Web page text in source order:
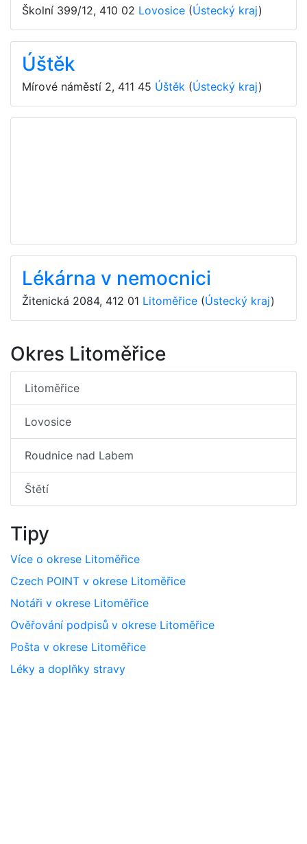
Školní 399/12, 410 02 Lovosice (Ústecký kraj)
Úštěk
Mírové náměstí 2, 411 45 Úštěk (Ústecký kraj)
Lékárna v nemocnici
Žitenická 2084, 412 01 Litoměřice (Ústecký kraj)
Okres Litoměřice
Litoměřice
Lovosice
Roudnice nad Labem
Štětí
Tipy
Více o okrese Litoměřice
Czech POINT v okrese Litoměřice
Notáři v okrese Litoměřice
Ověřování podpisů v okrese Litoměřice
Pošta v okrese Litoměřice
Léky a doplňky stravy